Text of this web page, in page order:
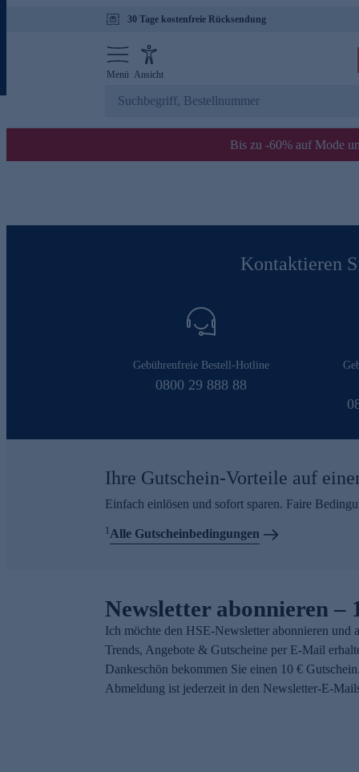
30 Tage kostenfreie Rücksendung
Menü Ansicht
Bis zu -60% auf Mode
Kontaktieren
Gebührenfreie Bestell-Hotline
0800 29 888 88
Ihre Gutschein-Vorteile auf
Einfach einlösen und sofort sparen. Faire
1Alle Gutscheinbedingungen
Newsletter abonnieren –
Ich möchte den HSE-Newsletter abonnieren und
Trends, Angebote & Gutscheine per E-Mail
Dankeschön bekommen Sie einen 10 €
Abmeldung ist jederzeit in den Newsletter-E-